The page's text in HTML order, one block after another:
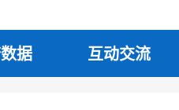
据 互动交流